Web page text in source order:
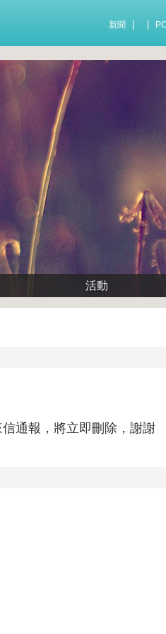
新聞
活動
通報，將立即刪除，謝謝